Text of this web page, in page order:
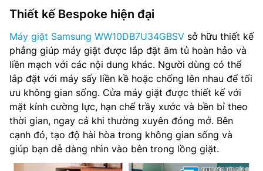
Cách điều khiển: Song ngữ Anh – Việt có núm xoay, cảm
ứng và màn hình hiển thị
Chất liệu lồng giặt: Thép không gỉ
Nguồn điện: 220-240V/50Hz
Kích thước đóng gói (RxCxS): 680 x 890 x 684 mm
Trọng lượng đóng gói: 72 kg
Kích thước máy(RxCxS): 600 x 850 x 595 mm mm
Thiết kế Bespoke hiện đại
Máy giặt Samsung WW10DB7U34GBSV sở hữu thiết kế
phẳng giúp máy giặt được lắp đặt âm tủ hoàn hảo và
liền mạch với các nội dung khác. Người dùng có thể
lắp đặt với máy sấy liền kề hoặc chống lên nhau để tối
ưu không gian sống. Cửa máy giặt được thiết kế với
mặt kính cường lực, hạn chế trầy xước và bền bỉ theo
thời gian, ngay cả khi thường xuyên đóng mở. Bên
cạnh đó, tạo độ hài hòa trong không gian sống và
giúp bạn dễ dàng nhìn vào bên trong lồng giặt.